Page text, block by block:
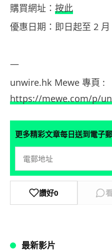
購買網址： 按此
優惠日期：即日起至 2
—
unwire.hk Mewe 專頁 :
https://mewe.com/p/
更多精彩文章每日送到電子
讚好0
最新影片